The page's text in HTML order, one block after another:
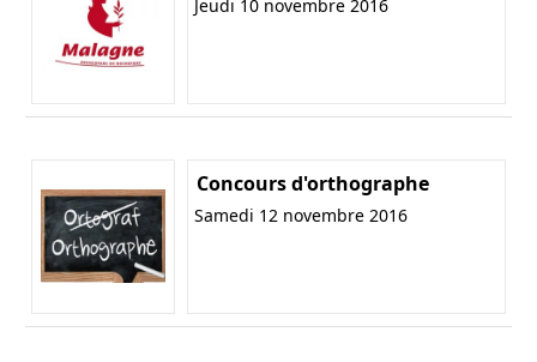
Jeudi 10 novembre 2016
Concours d'orthographe
Samedi 12 novembre 2016